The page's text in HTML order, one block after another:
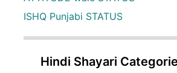
ISHQ Punjabi STATUS
Hindi Shayari